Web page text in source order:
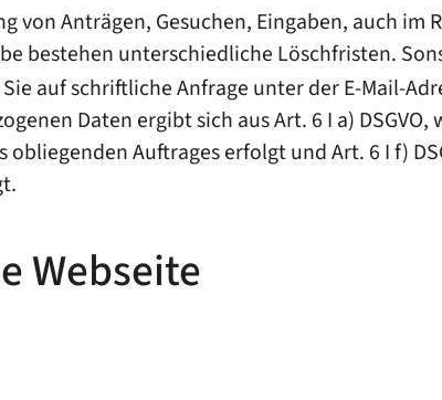
Anträgen, Gesuchen, Eingaben, auch im
bestehen unterschiedliche Löschfristen.
auf schriftliche Anfrage unter der E-Mail-
Daten ergibt sich aus Art. 6 I a)
Auftrages erfolgt und Art. 6 I f)
Webseite